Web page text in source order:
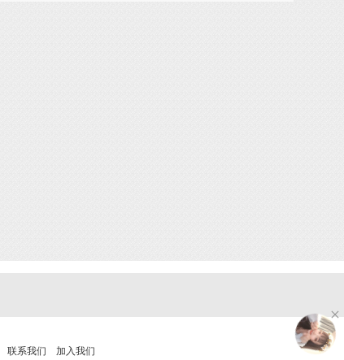
联系我们
加入我们